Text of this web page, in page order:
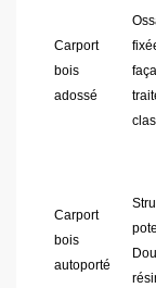
Carport
bois
adossé
Carport
bois
autoporté